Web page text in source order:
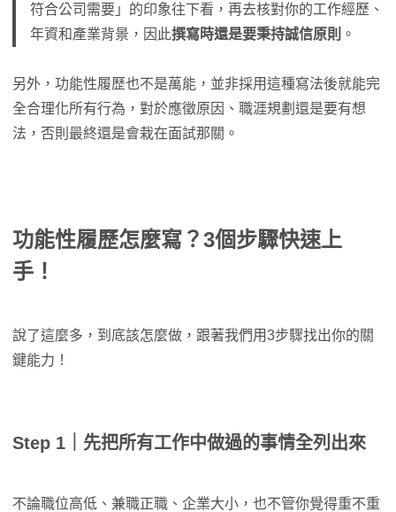
符合公司需要」的印象往下看，再去核對你的工作經歷、
年資和產業背景，因此撰寫時還是要秉持誠信原則 。
另外，功能性履歷也不是萬能，並非採用這種寫法後就能完
全合理化所有行為，對於應徵原因、職涯規劃還是要有想
法，否則最終還是會栽在面試那關。
功能性履歷怎麼寫？3個步驟快速上
手！
說了這麼多，到底該怎麼做，跟著我們用3步驟找出你的關
鍵能力！
Step 1｜先把所有工作中做過的事情全列出來
不論職位高低、兼職正職、企業大小，也不管你覺得重不重